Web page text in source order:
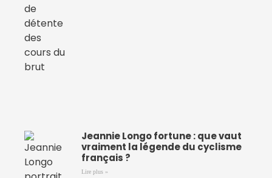
Jeannie Longo fortune : que vaut
vraiment la légende du cyclisme
français ?
Lire plus »